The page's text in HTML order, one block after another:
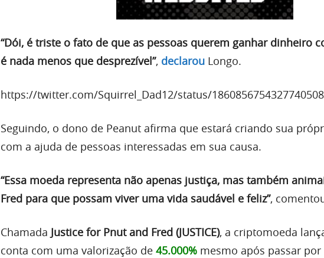
“Dói, é triste o fato de que as pessoas querem ganhar dinheiro
é nada menos que desprezível”, declarou Longo.
https://twitter.com/Squirrel_Dad12/status/1860856754327740508
Seguindo, o dono de Peanut afirma que estará criando sua
com a ajuda de pessoas interessadas em sua causa.
“Essa moeda representa não apenas justiça, mas também
Fred para que possam viver uma vida saudável e feliz”,
Chamada Justice for Pnut and Fred (JUSTICE), a criptomoeda
conta com uma valorização de 45.000% mesmo após passar